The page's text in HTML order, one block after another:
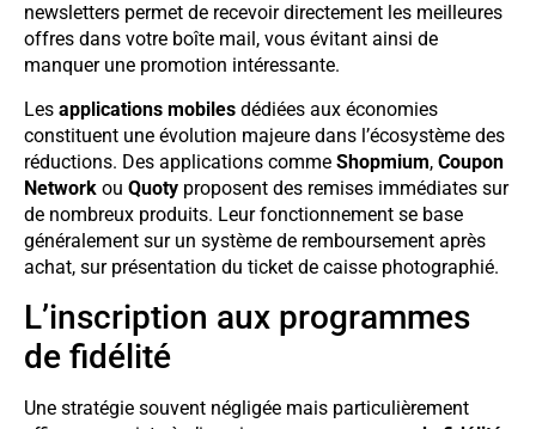
newsletters permet de recevoir directement les meilleures
offres dans votre boîte mail, vous évitant ainsi de
manquer une promotion intéressante.
Les applications mobiles dédiées aux économies
constituent une évolution majeure dans l’écosystème des
réductions. Des applications comme Shopmium, Coupon
Network ou Quoty proposent des remises immédiates sur
de nombreux produits. Leur fonctionnement se base
généralement sur un système de remboursement après
achat, sur présentation du ticket de caisse photographié.
L’inscription aux programmes
de fidélité
Une stratégie souvent négligée mais particulièrement